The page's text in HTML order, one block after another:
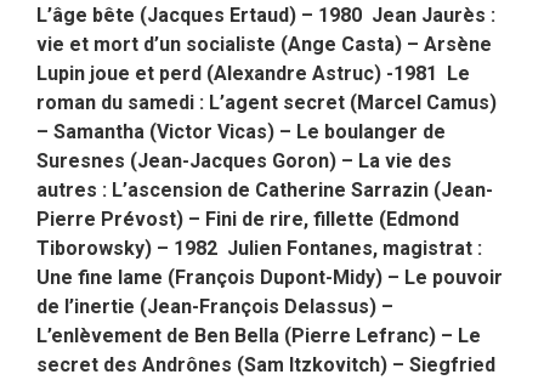
L’âge bête (Jacques Ertaud) – 1980 Jean Jaurès :
vie et mort d’un socialiste (Ange Casta) – Arsène
Lupin joue et perd (Alexandre Astruc) -1981 Le
roman du samedi : L’agent secret (Marcel Camus)
– Samantha (Victor Vicas) – Le boulanger de
Suresnes (Jean-Jacques Goron) – La vie des
autres : L’ascension de Catherine Sarrazin (Jean-
Pierre Prévost) – Fini de rire, fillette (Edmond
Tiborowsky) – 1982 Julien Fontanes, magistrat :
Une fine lame (François Dupont-Midy) – Le pouvoir
de l’inertie (Jean-François Delassus) –
L’enlèvement de Ben Bella (Pierre Lefranc) – Le
secret des Andrônes (Sam Itzkovitch) – Siegfried